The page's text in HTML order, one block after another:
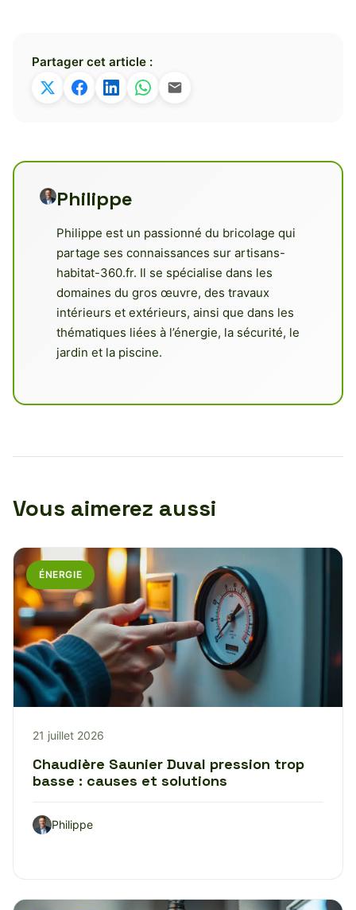
Partager cet article :
Philippe
Philippe est un passionné du bricolage qui
partage ses connaissances sur artisans-
habitat-360.fr. Il se spécialise dans les
domaines du gros œuvre, des travaux
intérieurs et extérieurs, ainsi que dans les
thématiques liées à l’énergie, la sécurité, le
jardin et la piscine.
Vous aimerez aussi
ÉNERGIE
21 juillet 2026
Chaudière Saunier Duval pression trop
basse : causes et solutions
Philippe